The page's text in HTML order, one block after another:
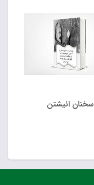
سخنان انیشتن